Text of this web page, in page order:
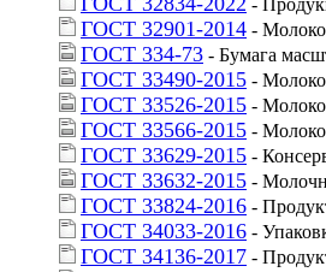
-
ГОСТ 32901-2014 -
ГОСТ 334-73 - Бумага
ГОСТ 33490-2015 - Молоко
ГОСТ 33526-2015 - Молоко
ГОСТ 33566-2015 -
ГОСТ 33629-2015 -
ГОСТ 33632-2015 -
ГОСТ 33824-2016 -
ГОСТ 34033-2016 -
ГОСТ 34136-2017 -